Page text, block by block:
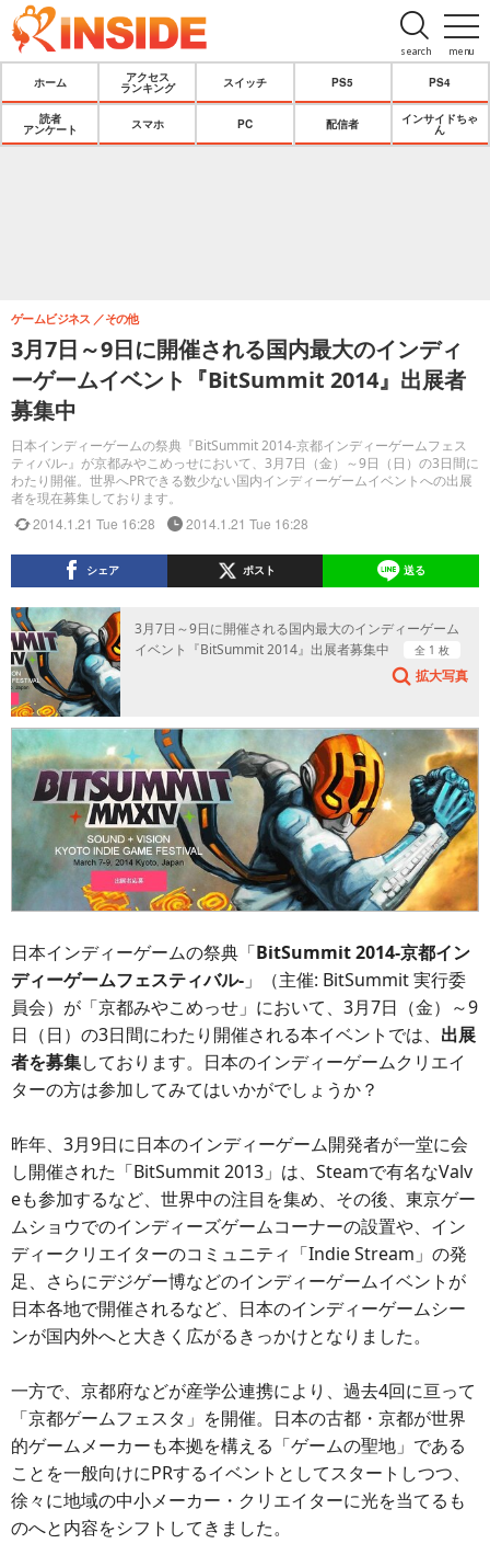
menu
search
ホーム
アクセス
ランキング
スイッチ PS5 PS4
読者
アンケート
スマホ PC 配信者
インサイドちゃ
ん
3月7日～9日に開催される国内最大のインディ
ーゲームイベント『BitSummit 2014』出展者
募集中
日本インディーゲームの祭典『BitSummit 2014-京都インディーゲームフェス
ティバル-』が京都みやこめっせにおいて、3月7日（金）～9日（日）の3日間に
わたり開催。世界へPRできる数少ない国内インディーゲームイベントへの出展
者を現在募集しております。
ゲームビジネス その他
2014.1.21 Tue 16:28 2014.1.21 Tue 16:28
シェア ポスト 送る
3月7日～9日に開催される国内最大のインディーゲーム
イベント『BitSummit 2014』出展者募集中
全 1 枚
拡大写真
日本インディーゲームの祭典「BitSummit 2014-京都イン
ディーゲームフェスティバル-」（主催: BitSummit 実行委
員会）が「京都みやこめっせ」において、3月7日（金）～9
日（日）の3日間にわたり開催される本イベントでは、 出展
者を募集しております。日本のインディーゲームクリエイ
ターの方は参加してみてはいかがでしょうか？
昨年、3月9日に日本のインディーゲーム開発者が一堂に会
し開催された「BitSummit 2013」は、Steamで有名なValv
eも参加するなど、世界中の注目を集め、その後、東京ゲー
ムショウでのインディーズゲームコーナーの設置や、イン
ディークリエイターのコミュニティ「Indie Stream」の発
足、さらにデジゲー博などのインディーゲームイベントが
日本各地で開催されるなど、日本のインディーゲームシー
ンが国内外へと大きく広がるきっかけとなりました。
一方で、京都府などが産学公連携により、過去4回に亘って
「京都ゲームフェスタ」を開催。日本の古都・京都が世界
的ゲームメーカーも本拠を構える「ゲームの聖地」である
ことを一般向けにPRするイベントとしてスタートしつつ、
徐々に地域の中小メーカー・クリエイターに光を当てるも
のへと内容をシフトしてきました。